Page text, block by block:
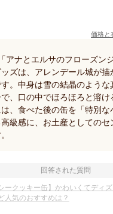
価格と
アナとエルサのフローズン
ズは、アレンデール城が
。中身は雪の結晶のような
、口の中でほろほろと溶け
、食べた後の缶を「特別な
級感に、お土産としてのセ
回答された質問
ークッキー缶】かわいくてディ
人気のおすすめは？